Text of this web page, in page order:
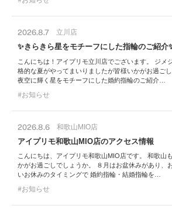
2026.8.7 立川店
✨きらきら星をモチーフにした指輪のご紹介
こんにちは！アイプリモ立川店でございます。 ジメ
格的な夏がやってまいりましたが皆様いかがお過ご
夜空に輝く星をモチーフにした婚約指輪のご紹介…
お知らせ
2026.8.6 和歌山MIO店
アイプリモ和歌山MIO店のアクセス情報
こんにちは、アイプリモ和歌山MIO店です。 和歌山
かがお過ごしでしょうか。 ８月はお盆休みがあり、
いお休みのタイミングで 婚約指輪・結婚指輪を…
お知らせ